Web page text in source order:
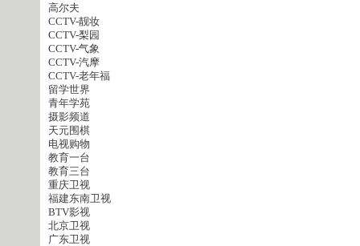
高尔夫
CCTV-靓妆
CCTV-梨园
CCTV-气象
CCTV-汽摩
CCTV-老年福
留学世界
青年学苑
摄影频道
天元围棋
电视购物
教育一台
教育三台
重庆卫视
福建东南卫视
BTV影视
北京卫视
广东卫视